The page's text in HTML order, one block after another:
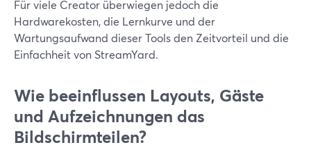
Für viele Creator überwiegen jedoch die
Hardwarekosten, die Lernkurve und der
Wartungsaufwand dieser Tools den Zeitvorteil und die
Einfachheit von StreamYard.
Wie beeinflussen Layouts, Gäste
und Aufzeichnungen das
Bildschirmteilen?